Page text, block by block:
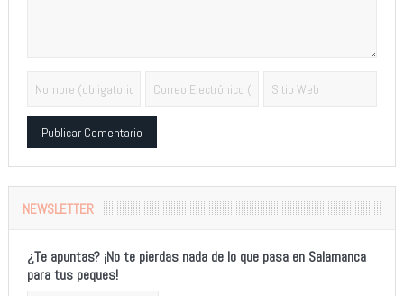
NEWSLETTER
¿Te apuntas? ¡No te pierdas nada de lo que pasa en Salamanca
para tus peques!